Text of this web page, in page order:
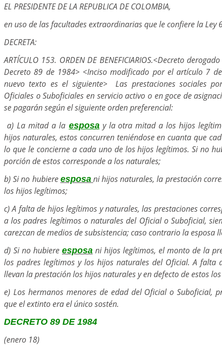
EL PRESIDENTE DE LA REPUBLICA DE COLOMBIA,
en uso de las facultades extraordinarias que le confiere la Ley
DECRETA:
ARTÍCULO 153. ORDEN DE BENEFICIARIOS.<Decreto
Decreto 89 de 1984> <Inciso modificado por el artículo 7
nuevo texto es el siguiente> Las prestaciones sociales
Oficiales o Suboficiales en servicio activo o en goce de
se pagarán según el siguiente orden preferencial:
a) La mitad a la esposay la otra mitad a los hijos
hijos naturales, estos concurren teniéndose en cuanta que
lo que le concierne a cada uno de los hijos legítimos. Si no
porción de estos corresponde a los naturales;
b) Si no hubiere esposa ni hijos naturales, la prestación
los hijos legítimos;
c) A falta de hijos legítimos y naturales, las prestaciones
a los padres legítimos o naturales del Oficial o Suboficial,
carezcan de medios de subsistencia; caso contrario la esposa
d) Si no hubiere esposa ni hijos legítimos, el monto de la
los padres legítimos y los hijos naturales del Oficial. A falta
llevan la prestación los hijos naturales y en defecto de estos
e) Los hermanos menores de edad del Oficial o Suboficial,
que el extinto era el único sostén.
DECRETO 89 DE 1984
(enero 18)